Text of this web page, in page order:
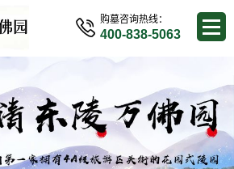
购墓咨询热线：
400-838-5063